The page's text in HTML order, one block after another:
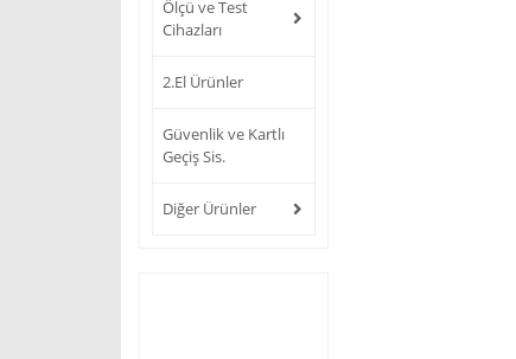
Ölçü ve Test
Cihazları
2.El Ürünler
Güvenlik ve Kartlı
Geçiş Sis.
Diğer Ürünler